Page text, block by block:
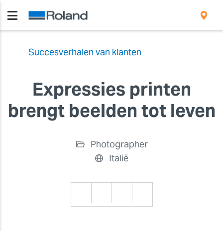
Succesverhalen van klanten
Expressies printen
brengt beelden tot leven
Photographer
Italië